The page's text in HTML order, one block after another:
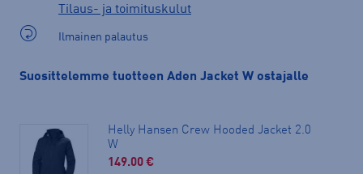
Tilaus- ja toimituskulut
Ilmainen palautus
Suosittelemme tuotteen Aden Jacket W ostajalle
Helly Hansen Crew Hooded Jacket 2.0
W
149.00 €